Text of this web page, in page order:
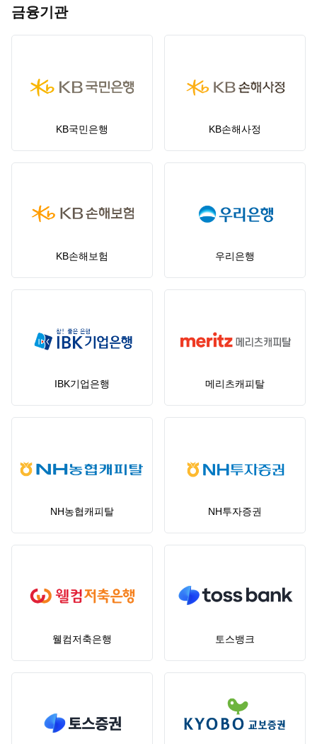
금융기관
KB국민은행 KB손해사정
KB손해보험 우리은행
IBK기업은행 메리츠캐피탈
NH농협캐피탈 NH투자증권
웰컴저축은행 토스뱅크